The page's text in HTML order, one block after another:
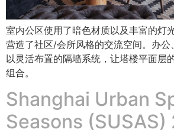
室内公区使用了暗色材质以及丰富的灯
营造了社区/会所风格的交流空间。办
以灵活布置的隔墙系统，让塔楼平面层
组合。
Shanghai Urban
Seasons (SUSAS)